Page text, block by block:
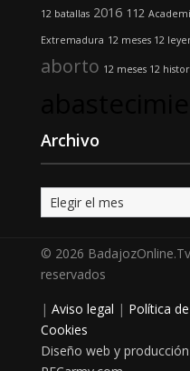
12 batallas 2016 112
Extremadura 12 meses 12
aborto 12 meses 12
Archivo
Archivo
© 2026
reservados
| Aviso legal | Política
Cookies
Diseño web y